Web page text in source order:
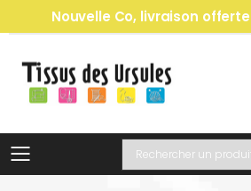
Nouvelle Co, livraison
Toggle mobile
Recherche